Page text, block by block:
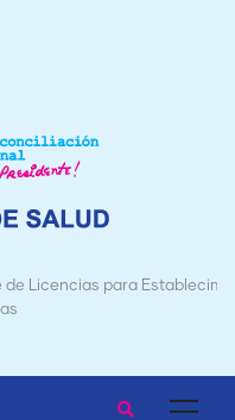
de Alimentos